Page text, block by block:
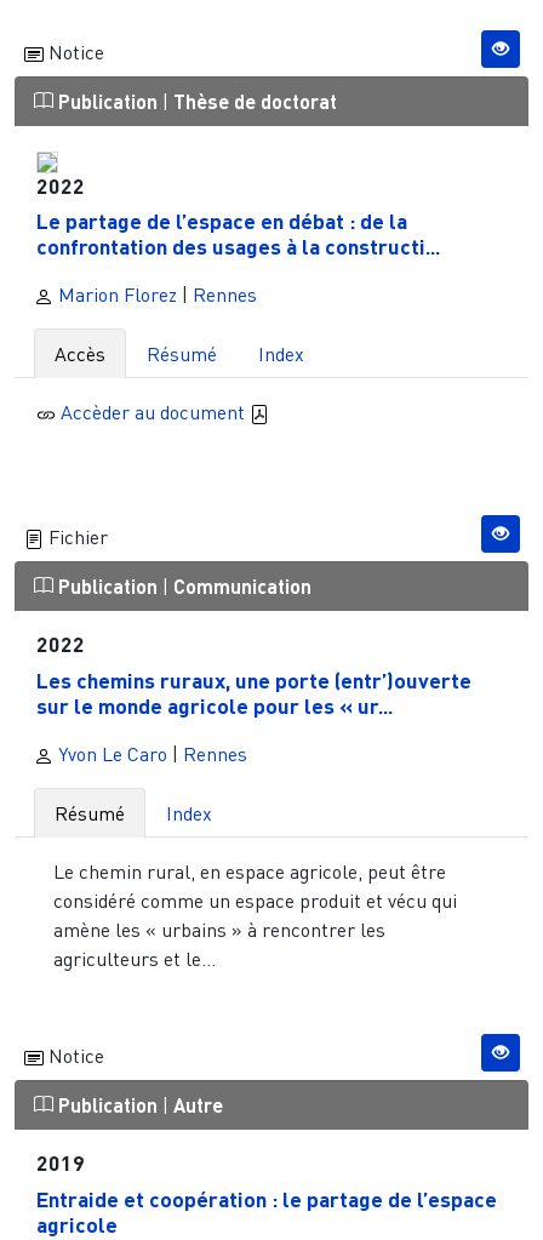
Notice
Publication | Thèse de doctorat
2022
Le partage de l’espace en débat : de la
confrontation des usages à la constructi...
Marion Florez Rennes
Accès Résumé Index
Accèder au document
Fichier
Publication | Communication
2022
Les chemins ruraux, une porte (entr’)ouverte
sur le monde agricole pour les « ur...
Yvon Le Caro | Rennes
Résumé Index
Le chemin rural, en espace agricole, peut être
considéré comme un espace produit et vécu qui
amène les « urbains » à rencontrer les
agriculteurs et le...
Notice
Publication | Autre
2019
Entraide et coopération : le partage de l’espace
agricole